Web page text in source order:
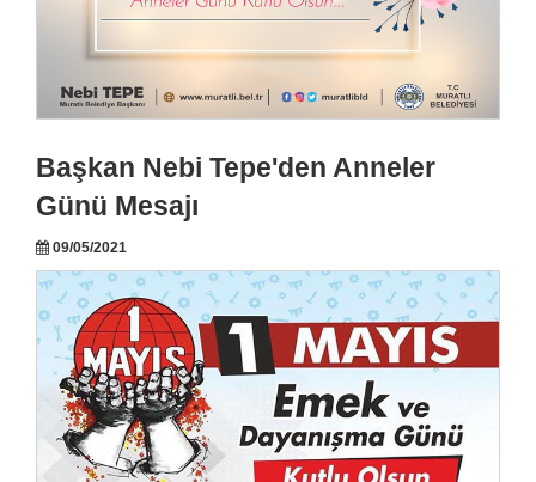
Başkan Nebi Tepe'den Anneler
Günü Mesajı
09/05/2021